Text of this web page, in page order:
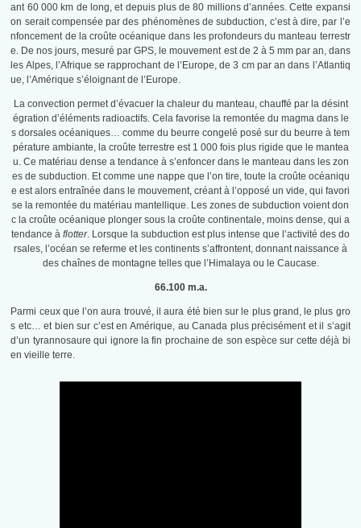
ant 60 000 km de long, et depuis plus de 80 millions d’années. Cette expansi
on serait compensée par des phénomènes de subduction, c’est à dire, par l’e
nfoncement de la croûte océanique dans les profondeurs du manteau terrestr
e. De nos jours, mesuré par GPS, le mouvement est de 2 à 5 mm par an, dans
les Alpes, l’Afrique se rapprochant de l’Europe, de 3 cm par an dans l’Atlantiq
ue, l’Amérique s’éloignant de l’Europe.
La convection permet d’évacuer la chaleur du manteau, chauffé par la désint
égration d’éléments radioactifs. Cela favorise la remontée du magma dans le
s dorsales océaniques… comme du beurre congelé posé sur du beurre à tem
pérature ambiante, la croûte terrestre est 1 000 fois plus rigide que le mantea
u. Ce matériau dense a tendance à s’enfoncer dans le manteau dans les zon
es de subduction. Et comme une nappe que l’on tire, toute la croûte océaniqu
e est alors entraînée dans le mouvement, créant à l’opposé un vide, qui favori
se la remontée du matériau mantellique. Les zones de subduction voient don
c la croûte océanique plonger sous la croûte continentale, moins dense, qui a
tendance à flotter. Lorsque la subduction est plus intense que l’activité des do
rsales, l’océan se referme et les continents s’affrontent, donnant naissance à
des chaînes de montagne telles que l’Himalaya ou le Caucase.
66.100 m.a.
Parmi ceux que l’on aura trouvé, il aura été bien sur le plus grand, le plus gro
s etc… et bien sur c’est en Amérique, au Canada plus précisément et il s’agit
d’un tyrannosaure qui ignore la fin prochaine de son espèce sur cette déjà bi
en vieille terre.